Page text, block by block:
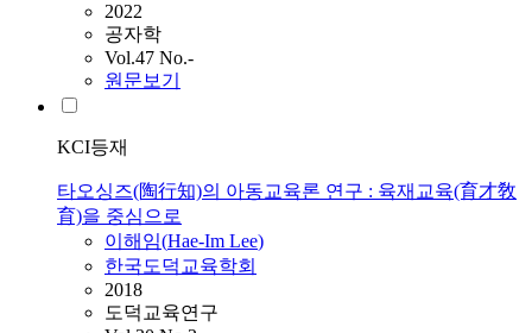
2022
공자학
Vol.47 No.-
원문보기
KCI등재
타오싱즈(陶行知)의 아동교육론 연구 : 육재교육(育才敎
育)을 중심으로
이해임(Hae-Im Lee)
한국도덕교육학회
2018
도덕교육연구